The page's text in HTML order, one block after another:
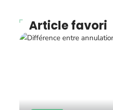
Article favori